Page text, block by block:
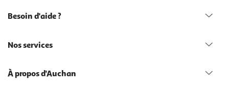
Besoin d'aide ?
Nos services
À propos d'Auchan